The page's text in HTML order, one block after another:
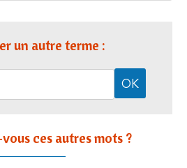
un autre terme :
ces autres mots ?